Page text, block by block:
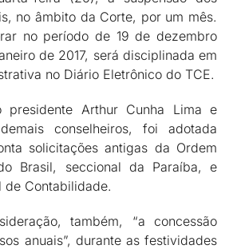
no âmbito da Corte, por um mês.
no período de 19 de dezembro
de 2017, será disciplinada em
no Diário Eletrônico do TCE.
presidente Arthur Cunha Lima e
conselheiros, foi adotada
solicitações antigas da Ordem
Brasil, seccional da Paraíba, e
de Contabilidade.
também, “a concessão
anuais”, durante as festividades